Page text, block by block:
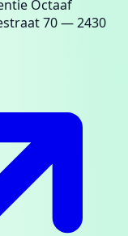
Octaaf
70— 2430